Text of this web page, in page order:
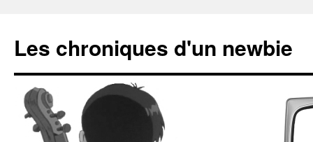
Les chroniques d'un newbie